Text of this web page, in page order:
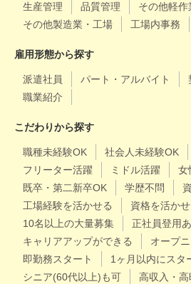
生産管理
品質管理
その他軽
その他製造業・工場
工場内事務
雇用形態から探す
派遣社員 パート・アルバイト
職業紹介
こだわりから探す
職種未経験OK 社会人未経験OK
フリーター活躍
ミドル活躍
女
既卒・第二新卒OK
学歴不問
工場経験を活かせる
資格を活かせ
10名以上の大量募集
正社員登用
キャリアアップができる
オープ
即勤務スタート
1ヶ月以内にスタ
シニア(60代以上)も可
高収入・